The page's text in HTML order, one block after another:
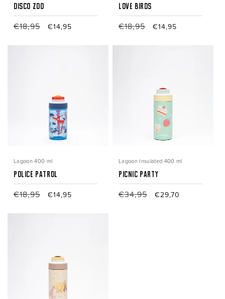
Disco Zoo
Prix
€18,95
Prix
€14,95
Love Birds
Prix
€18,95
Prix
€14,95
Lagoon 400 ml
Police Patrol
Prix
€18,95
Prix
€14,95
Lagoon Insulated 400 ml
Picnic Party
Prix
€34,95
Prix
€29,70